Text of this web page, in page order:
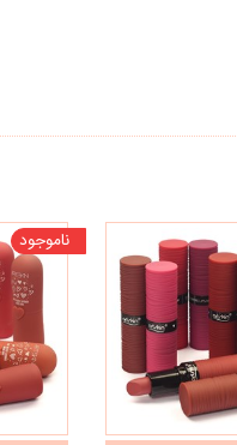
ناموجود